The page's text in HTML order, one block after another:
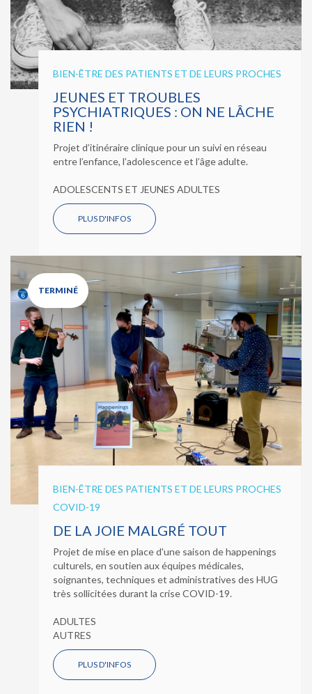
BIEN-ÊTRE DES PATIENTS ET DE LEURS PROCHES
JEUNES ET TROUBLES
PSYCHIATRIQUES : ON NE LÂCHE
RIEN !
Projet d’itinéraire clinique pour un suivi en réseau
entre l’enfance, l’adolescence et l’âge adulte.
ADOLESCENTS ET JEUNES ADULTES
PLUS D'INFOS
TERMINÉ
BIEN-ÊTRE DES PATIENTS ET DE LEURS PROCHES
COVID-19
DE LA JOIE MALGRÉ TOUT
Projet de mise en place d'une saison de happenings
culturels, en soutien aux équipes médicales,
soignantes, techniques et administratives des HUG
très sollicitées durant la crise COVID-19.
ADULTES
AUTRES
PLUS D'INFOS